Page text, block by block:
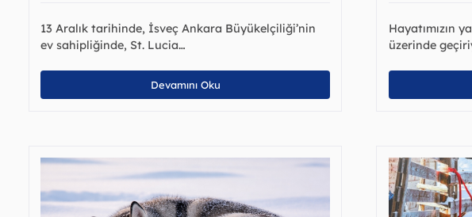
13 Aralık tarihinde, İsveç Ankara Büyükelçiliği’nin
ev sahipliğinde, St. Lucia…
Devamını Oku
Hayatımızın
üzerinde